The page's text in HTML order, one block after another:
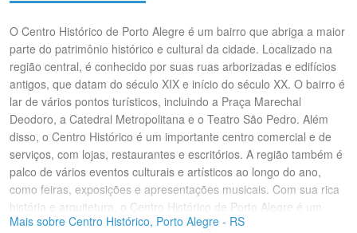
O Centro Histórico de Porto Alegre é um bairro que abriga a maior
parte do patrimônio histórico e cultural da cidade. Localizado na
região central, é conhecido por suas ruas arborizadas e edifícios
antigos, que datam do século XIX e início do século XX. O bairro é
lar de vários pontos turísticos, incluindo a Praça Marechal
Deodoro, a Catedral Metropolitana e o Teatro São Pedro. Além
disso, o Centro Histórico é um importante centro comercial e de
serviços, com lojas, restaurantes e escritórios. A região também é
palco de vários eventos culturais e artísticos ao longo do ano,
como feiras, exposições e apresentações musicais. Com sua rica
história e arquitetura, o Centro Histórico de Porto Alegre é um
destino popular para turistas e moradores da cidade.
Mais sobre Centro Histórico, Porto Alegre - RS